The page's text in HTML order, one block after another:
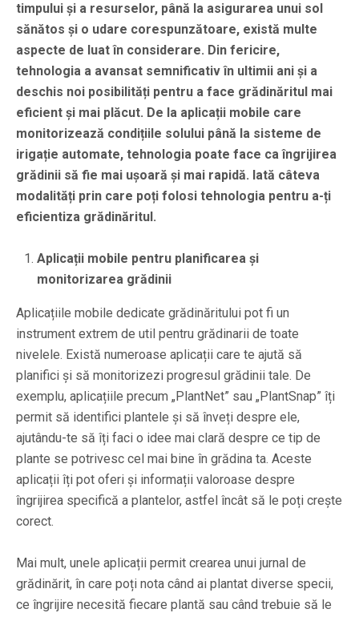
timpului și a resurselor, până la asigurarea unui sol
sănătos și o udare corespunzătoare, există multe
aspecte de luat în considerare. Din fericire,
tehnologia a avansat semnificativ în ultimii ani și a
deschis noi posibilități pentru a face grădinăritul mai
eficient și mai plăcut. De la aplicații mobile care
monitorizează condițiile solului până la sisteme de
irigație automate, tehnologia poate face ca îngrijirea
grădinii să fie mai ușoară și mai rapidă. Iată câteva
modalități prin care poți folosi tehnologia pentru a-ți
eficientiza grădinăritul.
Aplicații mobile pentru planificarea și
monitorizarea grădinii
Aplicațiile mobile dedicate grădinăritului pot fi un
instrument extrem de util pentru grădinarii de toate
nivelele. Există numeroase aplicații care te ajută să
planifici și să monitorizezi progresul grădinii tale. De
exemplu, aplicațiile precum „PlantNet” sau „PlantSnap” îți
permit să identifici plantele și să înveți despre ele,
ajutându-te să îți faci o idee mai clară despre ce tip de
plante se potrivesc cel mai bine în grădina ta. Aceste
aplicații îți pot oferi și informații valoroase despre
îngrijirea specifică a plantelor, astfel încât să le poți crește
corect.
Mai mult, unele aplicații permit crearea unui jurnal de
grădinărit, în care poți nota când ai plantat diverse specii,
ce îngrijire necesită fiecare plantă sau când trebuie să le